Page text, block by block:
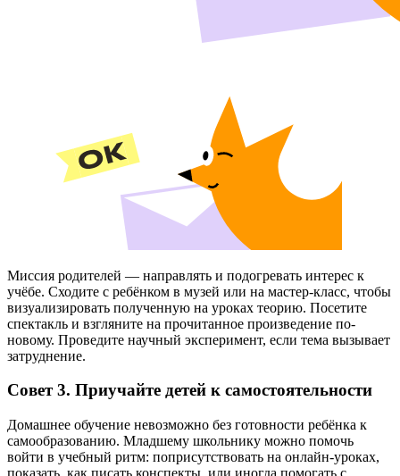
Миссия родителей — направлять и подогревать интерес к
учёбе. Сходите с ребёнком в музей или на мастер-класс, чтобы
визуализировать полученную на уроках теорию. Посетите
спектакль и взгляните на прочитанное произведение по-
новому. Проведите научный эксперимент, если тема вызывает
затруднение.
Совет 3. Приучайте детей к самостоятельности
Домашнее обучение невозможно без готовности ребёнка к
самообразованию. Младшему школьнику можно помочь
войти в учебный ритм: поприсутствовать на онлайн-уроках,